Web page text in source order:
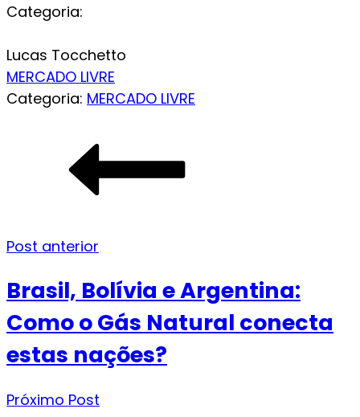
Categoria:
Lucas Tocchetto
MERCADO LIVRE
Categoria: MERCADO LIVRE
Post anterior
Brasil, Bolívia e Argentina:
Como o Gás Natural conecta
estas nações?
Próximo Post